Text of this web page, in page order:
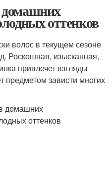
оттенков
волос в текущем сезоне
Роскошная, изысканная,
привлечет взгляды
предметом зависти многих